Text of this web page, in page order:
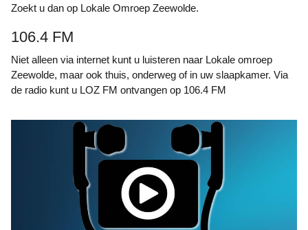
Zoekt u dan op Lokale Omroep Zeewolde.
106.4 FM
Niet alleen via internet kunt u luisteren naar Lokale omroep
Zeewolde, maar ook thuis, onderweg of in uw slaapkamer. Via
de radio kunt u LOZ FM ontvangen op 106.4 FM